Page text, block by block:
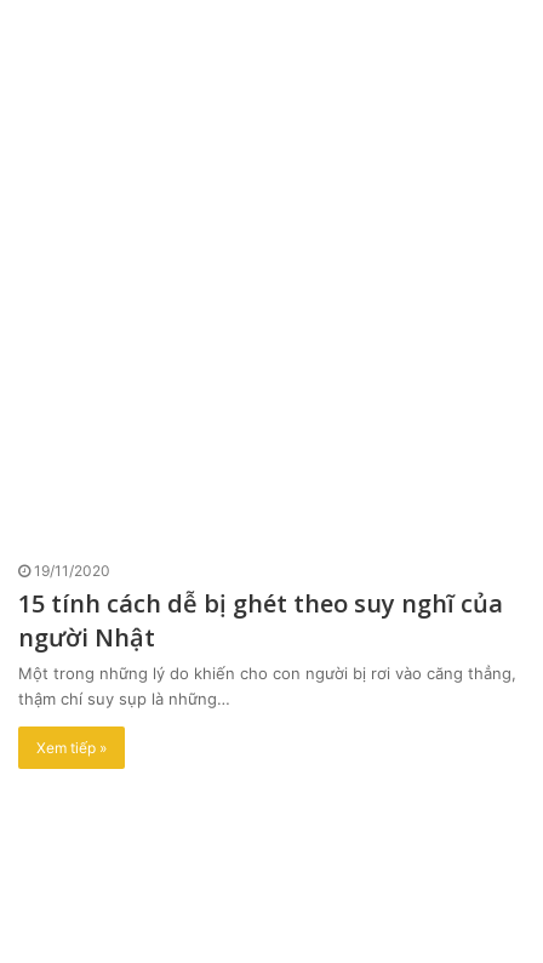
19/11/2020
15 tính cách dễ bị ghét theo suy nghĩ của
người Nhật
Một trong những lý do khiến cho con người bị rơi vào căng thẳng,
thậm chí suy sụp là những…
Xem tiếp »